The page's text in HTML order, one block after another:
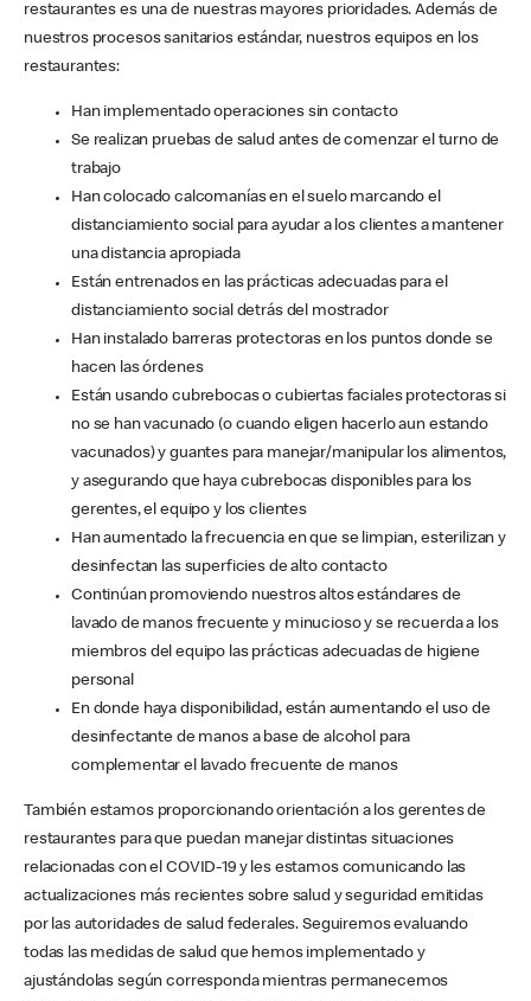
restaurantes es una de nuestras mayores prioridades. Además de
nuestros procesos sanitarios estándar, nuestros equipos en los
restaurantes:
Han implementado operaciones sin contacto
Se realizan pruebas de salud antes de comenzar el turno de
trabajo
Han colocado calcomanías en el suelo marcando el
distanciamiento social para ayudar a los clientes a mantener
una distancia apropiada
Están entrenados en las prácticas adecuadas para el
distanciamiento social detrás del mostrador
Han instalado barreras protectoras en los puntos donde se
hacen las órdenes
Están usando cubrebocas o cubiertas faciales protectoras si
no se han vacunado (o cuando eligen hacerlo aun estando
vacunados) y guantes para manejar/manipular los alimentos,
y asegurando que haya cubrebocas disponibles para los
gerentes, el equipo y los clientes
Han aumentado la frecuencia en que se limpian, esterilizan y
desinfectan las superficies de alto contacto
Continúan promoviendo nuestros altos estándares de
lavado de manos frecuente y minucioso y se recuerda a los
miembros del equipo las prácticas adecuadas de higiene
personal
En donde haya disponibilidad, están aumentando el uso de
desinfectante de manos a base de alcohol para
complementar el lavado frecuente de manos
También estamos proporcionando orientación a los gerentes de
restaurantes para que puedan manejar distintas situaciones
relacionadas con el COVID-19 y les estamos comunicando las
actualizaciones más recientes sobre salud y seguridad emitidas
por las autoridades de salud federales. Seguiremos evaluando
todas las medidas de salud que hemos implementado y
ajustándolas según corresponda mientras permanecemos